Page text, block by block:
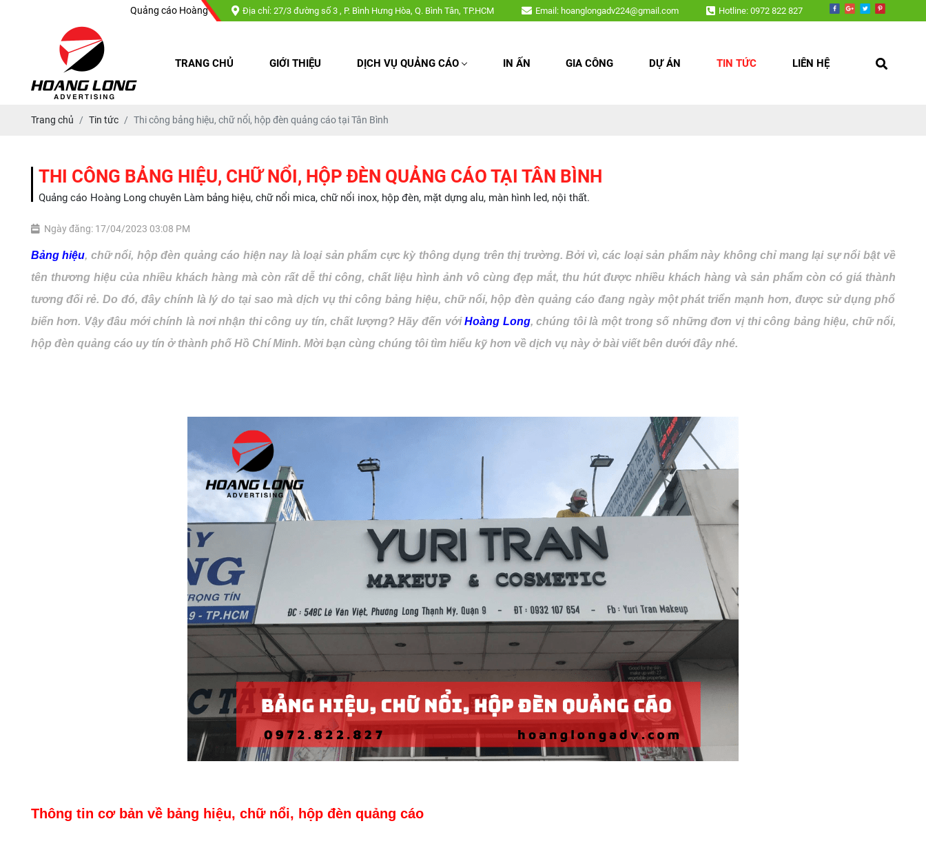
Quảng cáo Hoàng Long chuyên : Làm bảng hiệu, chữ nổi mica, chữ nổi inox, hộp đèn, mặt dựng alu, màn hình led, nội thất,....
Địa chỉ: 27/3 đường số 3 , P. Bình Hưng Hòa, Q. Bình Tân, TP.HCM Email: hoanglongadv224@gmail.com Hotline: 0972 822 827
TRANG CHỦ GIỚI THIỆU DỊCH VỤ QUẢNG CÁO IN ẤN GIA CÔNG DỰ ÁN TIN TỨC LIÊN HỆ
Trang chủ Tin tức Thi công bảng hiệu, chữ nổi, hộp đèn quảng cáo tại Tân Bình
THI CÔNG BẢNG HIỆU, CHỮ NỔI, HỘP ĐÈN QUẢNG CÁO TẠI TÂN BÌNH
Quảng cáo Hoàng Long chuyên Làm bảng hiệu, chữ nổi mica, chữ nổi inox, hộp đèn, mặt dựng alu, màn hình led, nội thất.
Ngày đăng: 17/04/2023 03:08 PM
Bảng hiệu, chữ nổi, hộp đèn quảng cáo hiện nay là loại sản phẩm cực kỳ thông dụng trên thị trường. Bởi vì, các loại sản phẩm này không chỉ mang lại sự nổi bật về
tên thương hiệu của nhiều khách hàng mà còn rất dễ thi công, chất liệu hình ảnh vô cùng đẹp mắt, thu hút được nhiều khách hàng và sản phẩm còn có giá thành
tương đối rẻ. Do đó, đây chính là lý do tại sao mà dịch vụ thi công bảng hiệu, chữ nổi, hộp đèn quảng cáo đang ngày một phát triển mạnh hơn, được sử dụng phổ
biến hơn. Vậy đâu mới chính là nơi nhận thi công uy tín, chất lượng? Hãy đến vớiHoàng Long, chúng tôi là một trong số những đơn vị thi công bảng hiệu, chữ nổi,
hộp đèn quảng cáo uy tín ở thành phố Hồ Chí Minh. Mời bạn cùng chúng tôi tìm hiểu kỹ hơn về dịch vụ này ở bài viết bên dưới đây nhé.
Thông tin cơ bản về bảng hiệu, chữ nổi, hộp đèn quảng cáo